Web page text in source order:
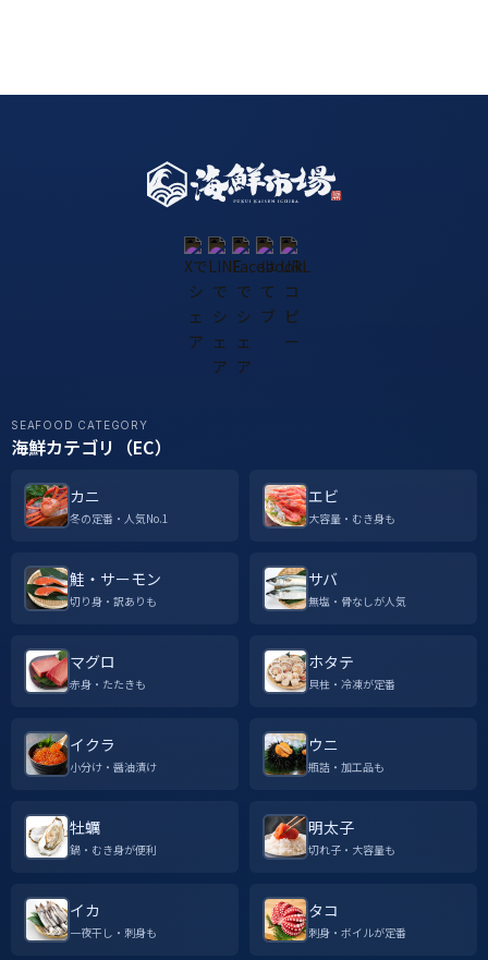
SEAFOOD CATEGORY
海鮮カテゴリ（EC）
カニ
冬の定番・人気No.1
エビ
大容量・むき身も
鮭・サーモン
切り身・訳ありも
サバ
無塩・骨なしが人気
マグロ
赤身・たたきも
ホタテ
貝柱・冷凍が定番
イクラ
小分け・醤油漬け
ウニ
瓶詰・加工品も
牡蠣
鍋・むき身が便利
明太子
切れ子・大容量も
イカ
一夜干し・刺身も
タコ
刺身・ボイルが定番